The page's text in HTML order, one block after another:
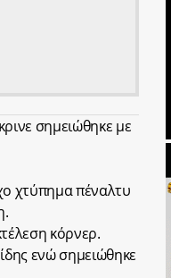
σημειώθηκε με
χτύπημα πέναλτυ
κόρνερ.
ενώ σημειώθηκε